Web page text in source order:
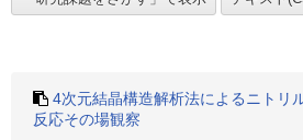
4次元結晶構造解析法によるニトリ
反応その場観察